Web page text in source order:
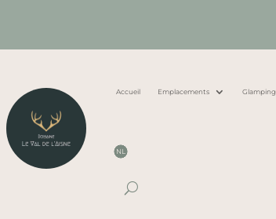
Accueil Emplacements Glamping
NL